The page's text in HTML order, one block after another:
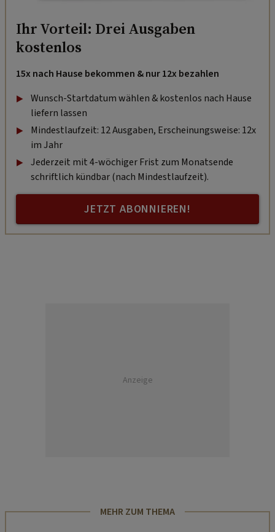
Ihr Vorteil: Drei Ausgaben
kostenlos
15x nach Hause bekommen & nur 12x bezahlen
Wunsch-Startdatum wählen & kostenlos nach Hause
liefern lassen
Mindestlaufzeit: 12 Ausgaben, Erscheinungsweise: 12x
im Jahr
Jederzeit mit 4-wöchiger Frist zum Monatsende
schriftlich kündbar (nach Mindestlaufzeit).
JETZT ABONNIEREN!
Anzeige
MEHR ZUM THEMA